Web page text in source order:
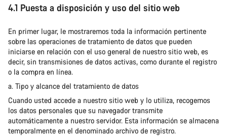
4.1 Puesta a disposición y uso del sitio web
En primer lugar, le mostraremos toda la información pertinente
sobre las operaciones de tratamiento de datos que pueden
iniciarse en relación con el uso general de nuestro sitio web, es
decir, sin transmisiones de datos activas, como durante el registro
o la compra en línea.
a. Tipo y alcance del tratamiento de datos
Cuando usted accede a nuestro sitio web y lo utiliza, recogemos
los datos personales que su navegador transmite
automáticamente a nuestro servidor. Esta información se almacena
temporalmente en el denominado archivo de registro.